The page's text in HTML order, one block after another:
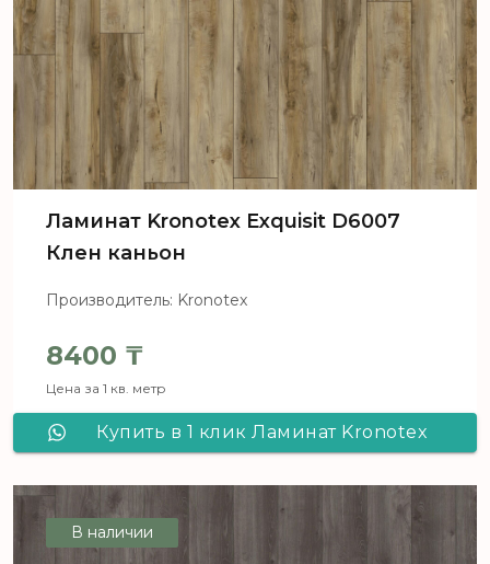
Ламинат Kronotex Exquisit D6007
Клен каньон
Производитель: Kronotex
8400 ₸
Цена за 1 кв. метр
Купить в 1 клик Ламинат Kronotex
В наличии